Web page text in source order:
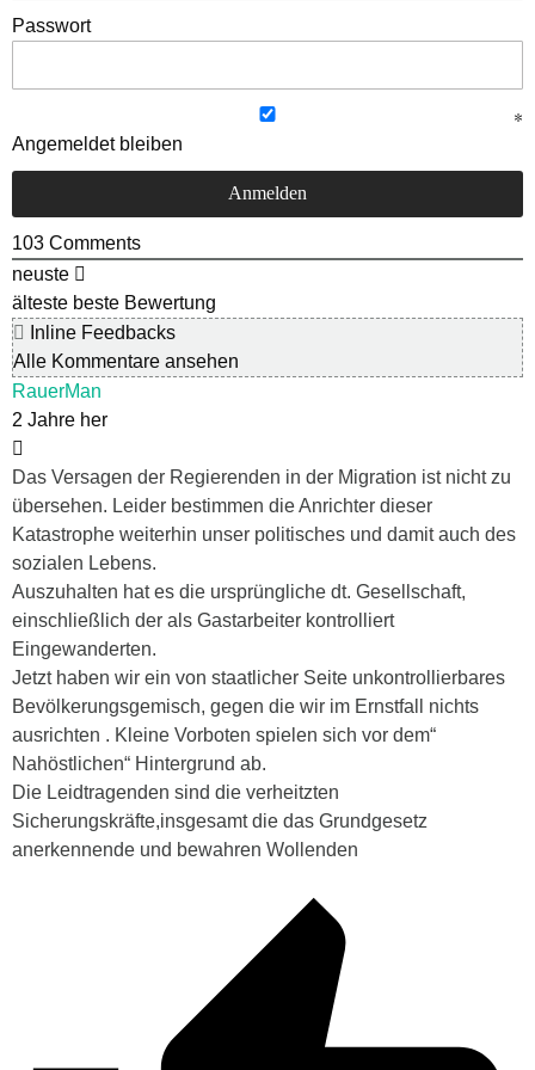
Passwort
Angemeldet bleiben
103 Comments
neuste
älteste beste Bewertung
Inline Feedbacks
Alle Kommentare ansehen
RauerMan
2 Jahre her
Das Versagen der Regierenden in der Migration ist nicht zu
übersehen. Leider bestimmen die Anrichter dieser
Katastrophe weiterhin unser politisches und damit auch des
sozialen Lebens.
Auszuhalten hat es die ursprüngliche dt. Gesellschaft,
einschließlich der als Gastarbeiter kontrolliert
Eingewanderten.
Jetzt haben wir ein von staatlicher Seite unkontrollierbares
Bevölkerungsgemisch, gegen die wir im Ernstfall nichts
ausrichten . Kleine Vorboten spielen sich vor dem“
Nahöstlichen“ Hintergrund ab.
Die Leidtragenden sind die verheitzten
Sicherungskräfte,insgesamt die das Grundgesetz
anerkennende und bewahren Wollenden